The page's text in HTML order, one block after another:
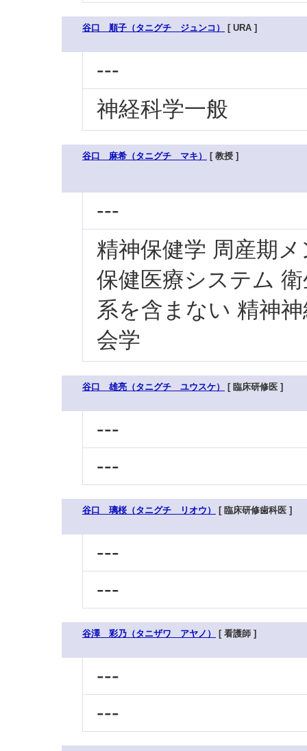
谷口 順子（タニグチ ジュンコ） [ URA ]
---
神経科学一般
谷口 麻希（タニグチ マキ） [ 教授 ]
---
精神保健学 周産期
保健医療システム
系を含まない 精神
会学
谷口 雄亮（タニグチ ユウスケ） [ 臨床研修医 ]
---
---
谷口 璃桜（タニグチ リオウ） [ 臨床研修歯科医 ]
---
---
谷澤 彩乃（タニザワ アヤノ） [ 看護師 ]
---
---